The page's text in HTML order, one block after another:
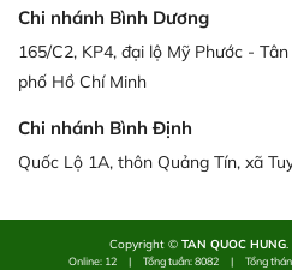
Chi nhánh Bình Dương
165/C2, KP4, đại lộ Mỹ Phước -
phố Hồ Chí Minh
Chi nhánh Bình Định
Quốc Lộ 1A, thôn Quảng Tín, xã
Copyright © TAN QUOC HUNG.
Online: 12 | Tổng tuần: 8082 | Tổng